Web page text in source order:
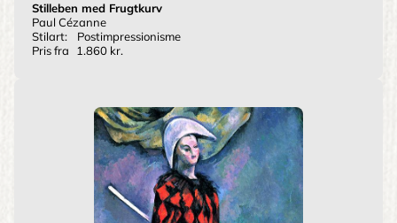
Stilleben med Frugtkurv
Paul Cézanne
Stilart:
Postimpressionisme
Pris fra
1.860 kr.